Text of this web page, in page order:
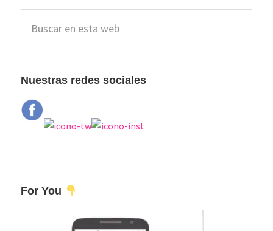
Barra
lateral
esta
Nuestras redes sociales
For You